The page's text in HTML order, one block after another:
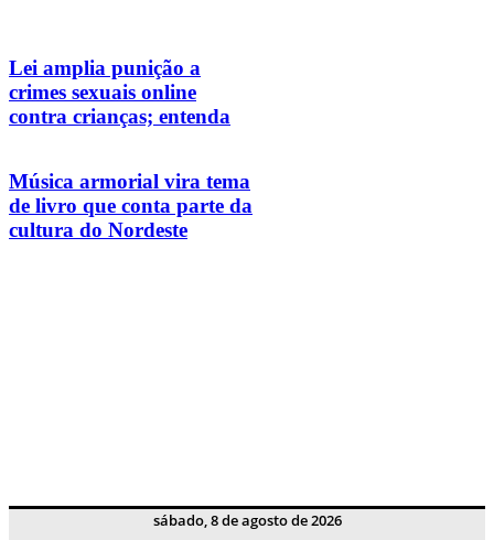
Lei amplia punição a
crimes sexuais online
contra crianças; entenda
Música armorial vira tema
de livro que conta parte da
cultura do Nordeste
sábado, 8 de agosto de 2026